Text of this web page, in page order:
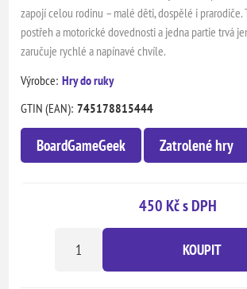
zapojí celou rodinu – malé děti, dospělé i prarodiče.
postřeh a motorické dovednosti a jedna partie trvá
zaručuje rychlé a napínavé chvíle.
Výrobce: Hry do ruky
GTIN (EAN): 745178815444
BoardGameGeek Zatrolené hry
450 Kč s DPH
KOUPIT